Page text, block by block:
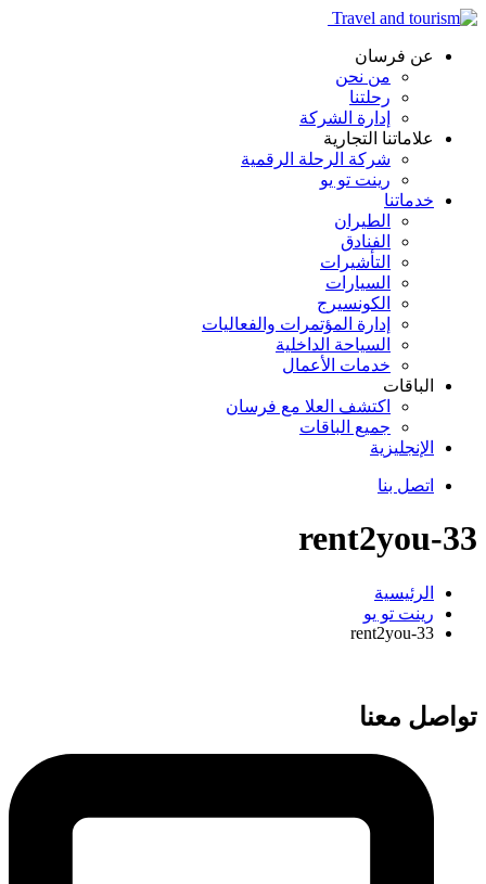
عن فرسان
من نحن
رحلتنا
إدارة الشركة
علاماتنا التجارية
شركة الرحلة الرقمية
رينت تو يو
خدماتنا
الطيران
الفنادق
التأشيرات
السيارات
الكونسيرج
إدارة المؤتمرات والفعاليات
السياحة الداخلية
خدمات الأعمال
الباقات
اكتشف العلا مع فرسان
جميع الباقات
الإنجليزية
اتصل بنا
rent2you-33
الرئيسية
رينت تو يو
rent2you-33
تواصل معنا